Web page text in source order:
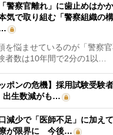
「警察官離れ」に歯止めはか
気で取り組む「警察組織の
悩ませているのが「警察
者数は10年間で2分の1以…
ポンの危機】採用試験受験
生数減がも…
減少で「医師不足」に加え
療が限界に 今後…